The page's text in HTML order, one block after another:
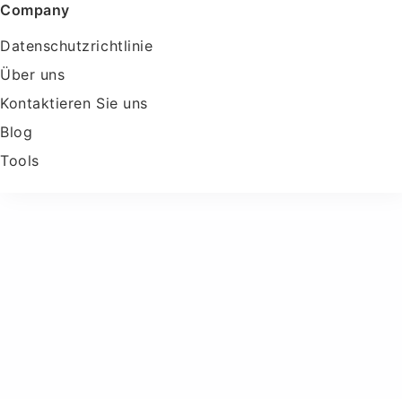
Company
Datenschutzrichtlinie
Über uns
Kontaktieren Sie uns
Blog
Tools